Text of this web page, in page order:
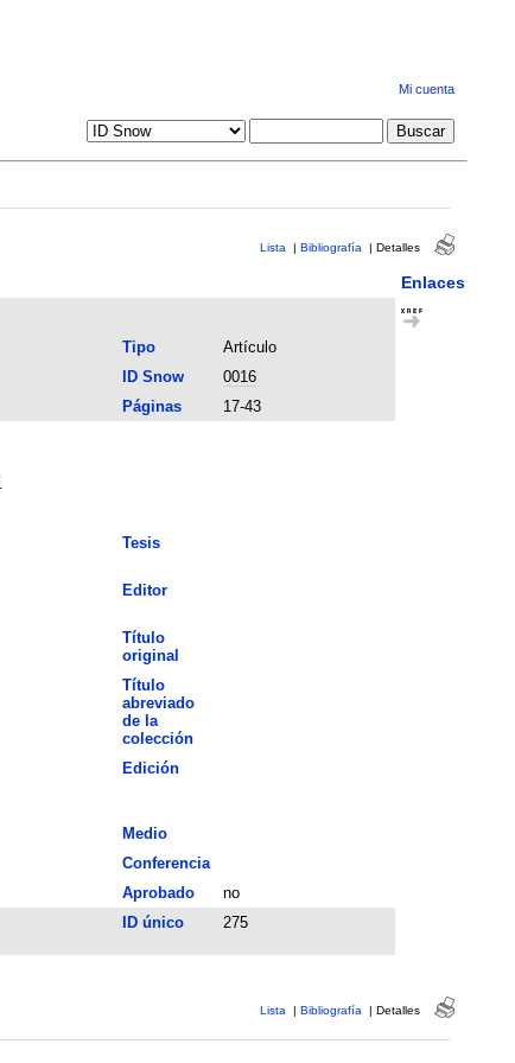
Mi cuenta
Lista | Bibliografía | Detalles
Enlaces
Tipo
Artículo
ID Snow
0016
Páginas
17-43
Tesis
Editor
Título
original
Título
abreviado
de la
colección
Edición
Medio
Conferencia
Aprobado
no
ID único 275
Lista | Bibliografía | Detalles